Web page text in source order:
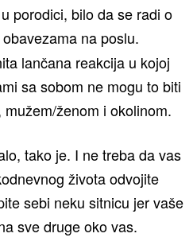
porodici, bilo da se radi o
na poslu.
lančana reakcija u kojoj
sa sobom ne mogu to biti
ženom i okolinom.
tako je. I ne treba da vas
života odvojite
sebi neku sitnicu jer vaše
sve druge oko vas.